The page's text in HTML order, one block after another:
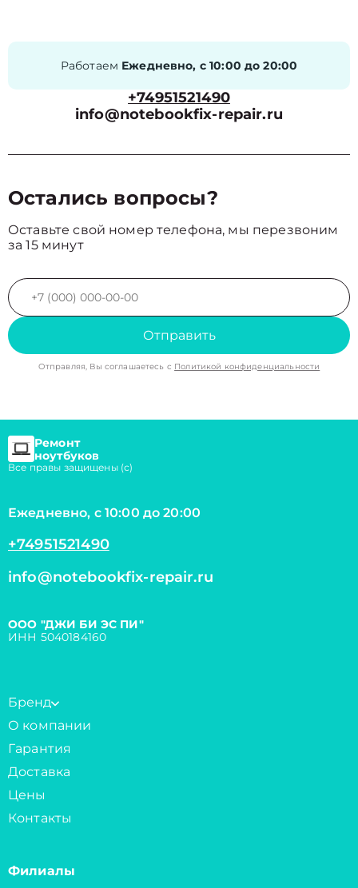
Работаем Ежедневно, с 10:00 до 20:00
+74951521490
info@notebookfix-repair.ru
Остались вопросы?
Оставьте свой номер телефона, мы перезвоним
за 15 минут
Отправить
Отправляя, Вы соглашаетесь с Политикой конфиденциальности
Ремонт
ноутбуков
Все правы защищены (с)
Ежедневно, с 10:00 до 20:00
+74951521490
info@notebookfix-repair.ru
ООО "ДЖИ БИ ЭС ПИ"
ИНН 5040184160
Бренд
О компании
Гарантия
Доставка
Цены
Контакты
Филиалы